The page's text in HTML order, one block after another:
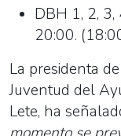
DBH 1, 2, 3,
20:00.
La presidenta
Juventud del
Lete, ha